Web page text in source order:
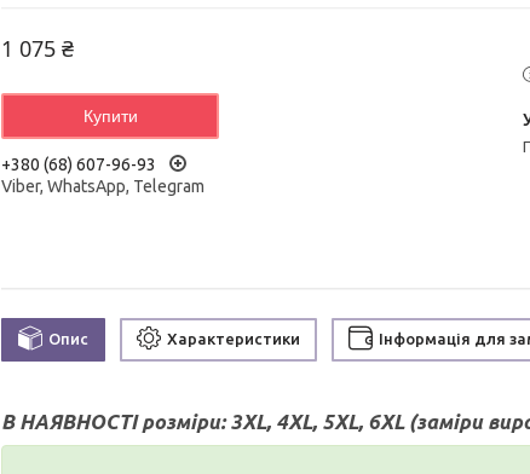
1 075 ₴
Купити
+380 (68) 607-96-93
Viber, WhatsApp, Telegram
Опис Характеристики Інформація для
В НАЯВНОСТІ розміри:3XL, 4XL, 5XL, 6XL (заміри